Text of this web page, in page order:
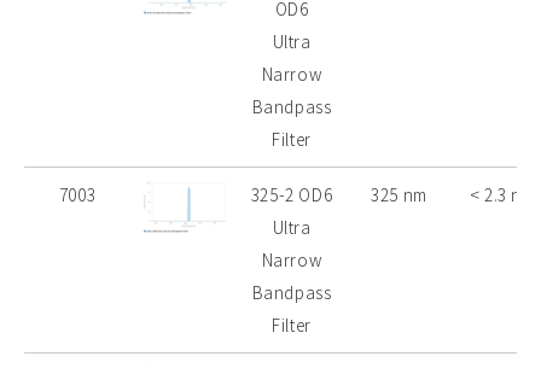
OD6
Ultra
Narrow
Bandpass
Filter
7003
325-2 OD6
Ultra
Narrow
Bandpass
Filter
325 nm < 2.3